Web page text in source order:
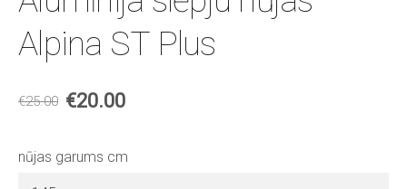
Alpina ST Plus
€25.00 €20.00
nūjas garums cm